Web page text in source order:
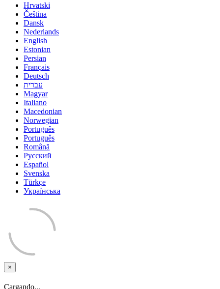
Hrvatski
Čeština
Dansk
Nederlands
English
Estonian
Persian
Français
Deutsch
עברית
Magyar
Italiano
Macedonian
Norwegian
Português
Português
Română
Русский
Español
Svenska
Türkçe
Українська
×
Cerrar
Cargando...